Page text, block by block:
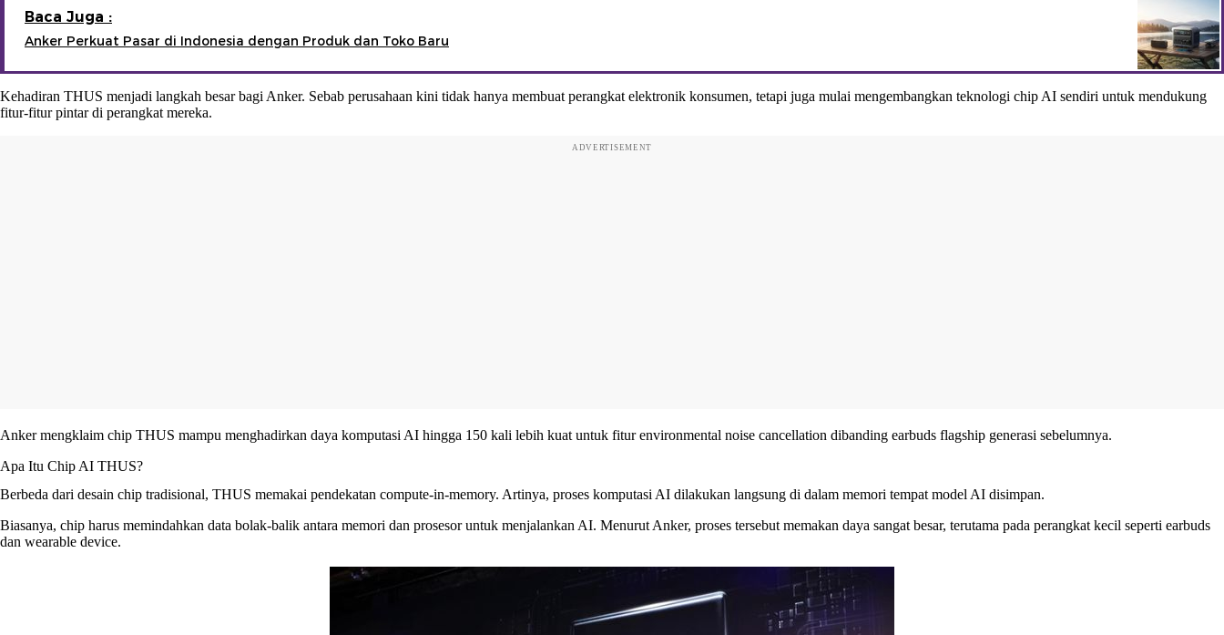
Baca Juga :
Anker Perkuat Pasar di Indonesia dengan Produk dan Toko Baru
Kehadiran THUS menjadi langkah besar bagi Anker. Sebab perusahaan kini tidak hanya membuat perangkat elektronik konsumen, tetapi juga mulai mengembangkan teknologi chip AI sendiri untuk mendukung
fitur-fitur pintar di perangkat mereka.
ADVERTISEMENT
Anker mengklaim chip THUS mampu menghadirkan daya komputasi AI hingga 150 kali lebih kuat untuk fitur environmental noise cancellation dibanding earbuds flagship generasi sebelumnya.
Apa Itu Chip AI THUS?
Berbeda dari desain chip tradisional, THUS memakai pendekatan compute-in-memory. Artinya, proses komputasi AI dilakukan langsung di dalam memori tempat model AI disimpan.
Biasanya, chip harus memindahkan data bolak-balik antara memori dan prosesor untuk menjalankan AI. Menurut Anker, proses tersebut memakan daya sangat besar, terutama pada perangkat kecil seperti earbuds
dan wearable device.